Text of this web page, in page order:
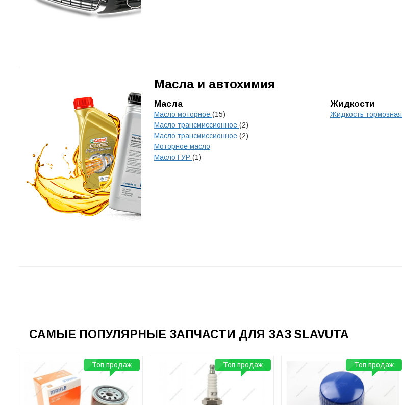
Масла и автохимия
Масла
Масло моторное (15)
Масло трансмиссионное (2)
Масло трансмиссионное (2)
Моторное масло
Масло ГУР (1)
Жидкости
Жидкость тормозная
САМЫЕ ПОПУЛЯРНЫЕ ЗАПЧАСТИ ДЛЯ ЗАЗ SLAVUTA
Топ продаж Топ продаж Топ продаж